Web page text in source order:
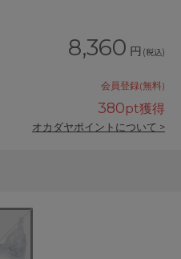
8,360 円 (税込)
会員登録(無料)
380pt獲得
オカダヤポイントについて >